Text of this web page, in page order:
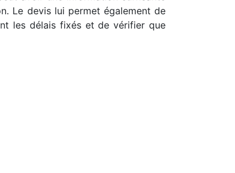
Le devis lui permet également de
les délais fixés et de vérifier que